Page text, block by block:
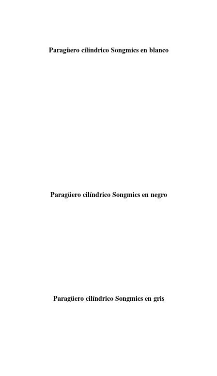
Paragüero cilíndrico Songmics en blanco
Paragüero cilíndrico Songmics en negro
Paragüero cilíndrico Songmics en gris